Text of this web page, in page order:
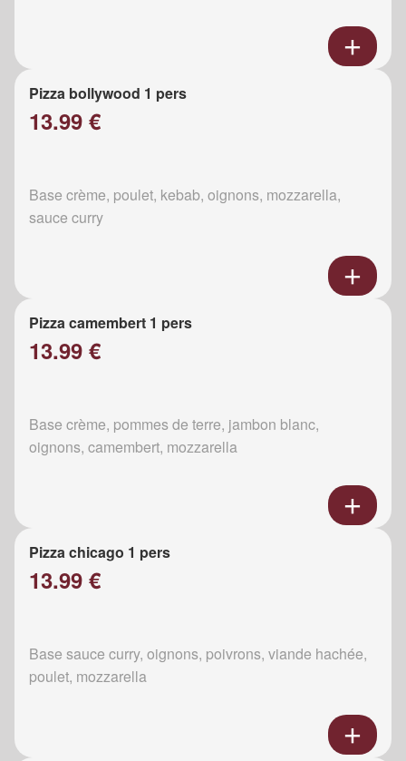
Pizza bollywood 1 pers
13.99 €
Base crème, poulet, kebab, oignons, mozzarella,
sauce curry
Pizza camembert 1 pers
13.99 €
Base crème, pommes de terre, jambon blanc,
oignons, camembert, mozzarella
Pizza chicago 1 pers
13.99 €
Base sauce curry, oignons, poivrons, viande hachée,
poulet, mozzarella